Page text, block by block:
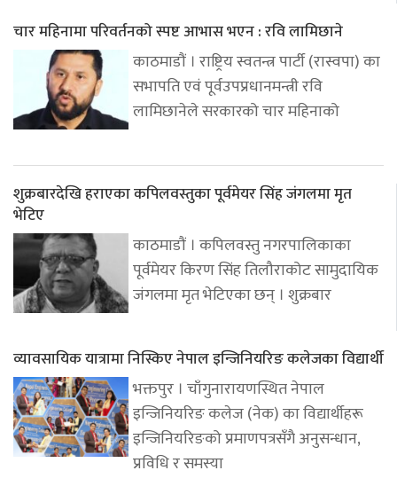
चार महिनामा परिवर्तनको स्पष्ट आभास भएन : रवि लामिछाने
काठमाडौं । राष्ट्रिय स्वतन्त्र पार्टी (रास्वपा) का
सभापति एवं पूर्वउपप्रधानमन्त्री रवि
लामिछानेले सरकारको चार महिनाको
शुक्रबारदेखि हराएका कपिलवस्तुका पूर्वमेयर सिंह जंगलमा मृत
भेटिए
काठमाडौं । कपिलवस्तु नगरपालिकाका
पूर्वमेयर किरण सिंह तिलौराकोट सामुदायिक
जंगलमा मृत भेटिएका छन् । शुक्रबार
व्यावसायिक यात्रामा निस्किए नेपाल इन्जिनियरिङ कलेजका विद्यार्थी
भक्तपुर । चाँगुनारायणस्थित नेपाल
इन्जिनियरिङ कलेज (नेक) का विद्यार्थीहरू
इन्जिनियरिङको प्रमाणपत्रसँगै अनुसन्धान,
प्रविधि र समस्या